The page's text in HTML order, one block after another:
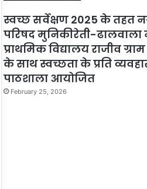
स्वच्छ सर्वेक्षण 2025 के तहत
परिषद मुनिकीरेती-ढालवाला
प्राथमिक विद्यालय राजीव
के साथ स्वच्छता के प्रति
पाठशाला आयोजित
February 25, 2026